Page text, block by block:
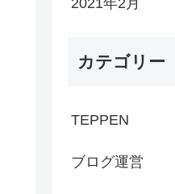
カテゴリー
TEPPEN
ブログ運営